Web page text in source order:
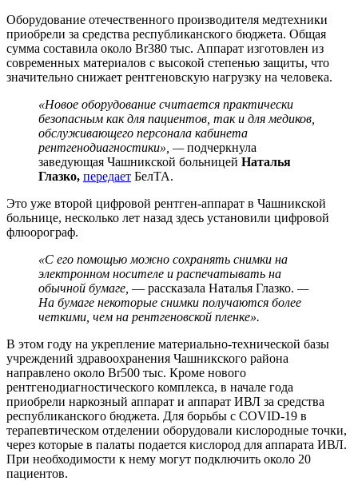
Оборудование отечественного производителя медтехники
приобрели за средства республиканского бюджета. Общая
сумма составила около Br380 тыс. Аппарат изготовлен из
современных материалов с высокой степенью защиты, что
значительно снижает рентгеновскую нагрузку на человека.
«Новое оборудование считается практически
безопасным как для пациентов, так и для медиков,
обслуживающего персонала кабинета
рентгенодиагностики», —подчеркнула
заведующая Чашникской больницей Наталья
Глазко, передает БелТА.
Это уже второй цифровой рентген-аппарат в Чашникской
больнице, несколько лет назад здесь установили цифровой
флюорограф.
«С его помощью можно сохранять снимки на
электронном носителе и распечатывать на
обычной бумаге, — рассказала Наталья Глазко. —
На бумаге некоторые снимки получаются более
четкими, чем на рентгеновской пленке».
В этом году на укрепление материально-технической базы
учреждений здравоохранения Чашникского района
направлено около Br500 тыс. Кроме нового
рентгенодиагностического комплекса, в начале года
приобрели наркозный аппарат и аппарат ИВЛ за средства
республиканского бюджета. Для борьбы с COVID-19 в
терапевтическом отделении оборудовали кислородные точки,
через которые в палаты подается кислород для аппарата ИВЛ.
При необходимости к нему могут подключить около 20
пациентов.